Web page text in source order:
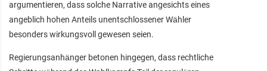
argumentieren, dass solche Narrative angesichts eines
angeblich hohen Anteils unentschlossener Wähler
besonders wirkungsvoll gewesen seien.
Regierungsanhänger betonen hingegen, dass rechtliche